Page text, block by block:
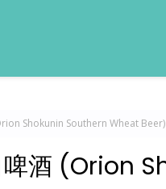
Shokunin Southern Wheat Beer)
啤酒 (Orion